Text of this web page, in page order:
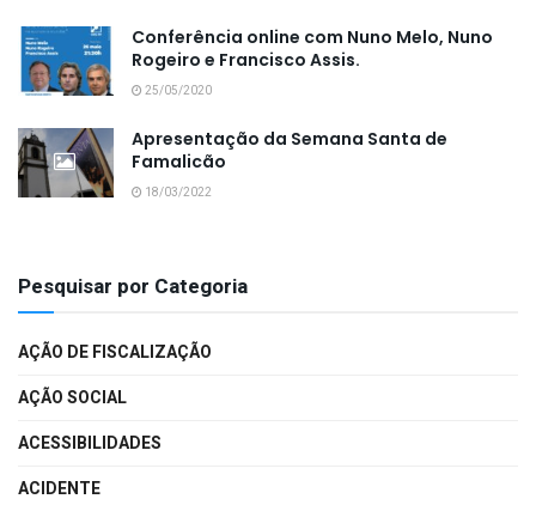
Conferência online com Nuno Melo, Nuno
Rogeiro e Francisco Assis.
25/05/2020
Apresentação da Semana Santa de
Famalicão
18/03/2022
Pesquisar por Categoria
AÇÃO DE FISCALIZAÇÃO
AÇÃO SOCIAL
ACESSIBILIDADES
ACIDENTE